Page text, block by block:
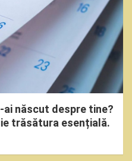
ai născut despre tine?
trăsătura esențială.